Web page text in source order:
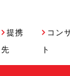
提携
先
コン
ト